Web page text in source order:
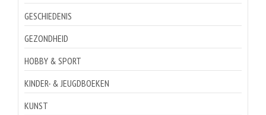
GESCHIEDENIS
GEZONDHEID
HOBBY & SPORT
KINDER- & JEUGDBOEKEN
KUNST